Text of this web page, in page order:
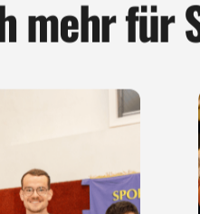
mehr für